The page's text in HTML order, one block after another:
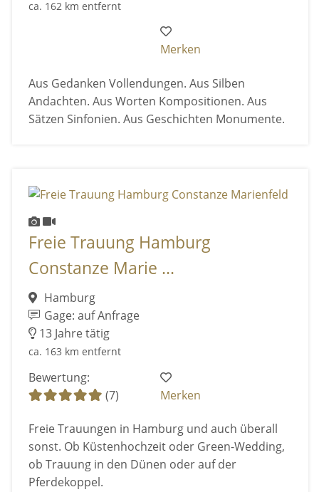
ca. 162 km entfernt
Merken
Aus Gedanken Vollendungen. Aus Silben
Andachten. Aus Worten Kompositionen. Aus
Sätzen Sinfonien. Aus Geschichten Monumente.
Freie Trauung Hamburg
Constanze Marie ...
Hamburg
Gage: auf Anfrage
13 Jahre tätig
ca. 163 km entfernt
Bewertung:
(7)
Merken
Freie Trauungen in Hamburg und auch überall
sonst. Ob Küstenhochzeit oder Green-Wedding,
ob Trauung in den Dünen oder auf der
Pferdekoppel.